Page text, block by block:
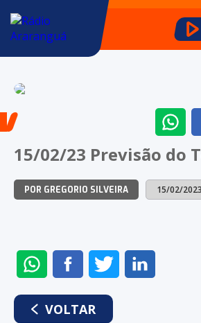
NO
15/02/23 Previsão do
POR GREGORIO SILVEIRA 15/02/
ENVIAR
NO
WHATSAPP
COMPARTILHAR
NO
FACEBOOK
COMPARTILHAR
NO
VOLTAR